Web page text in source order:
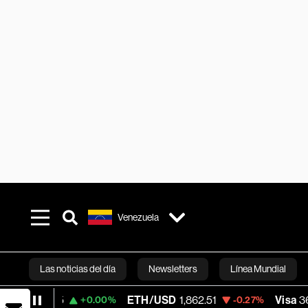
Venezuela
Las noticias del día Newsletters Línea Mundial
Bloomberg
ETH/USD 1,862.51 -0.27% Visa 365.67 -0.13%